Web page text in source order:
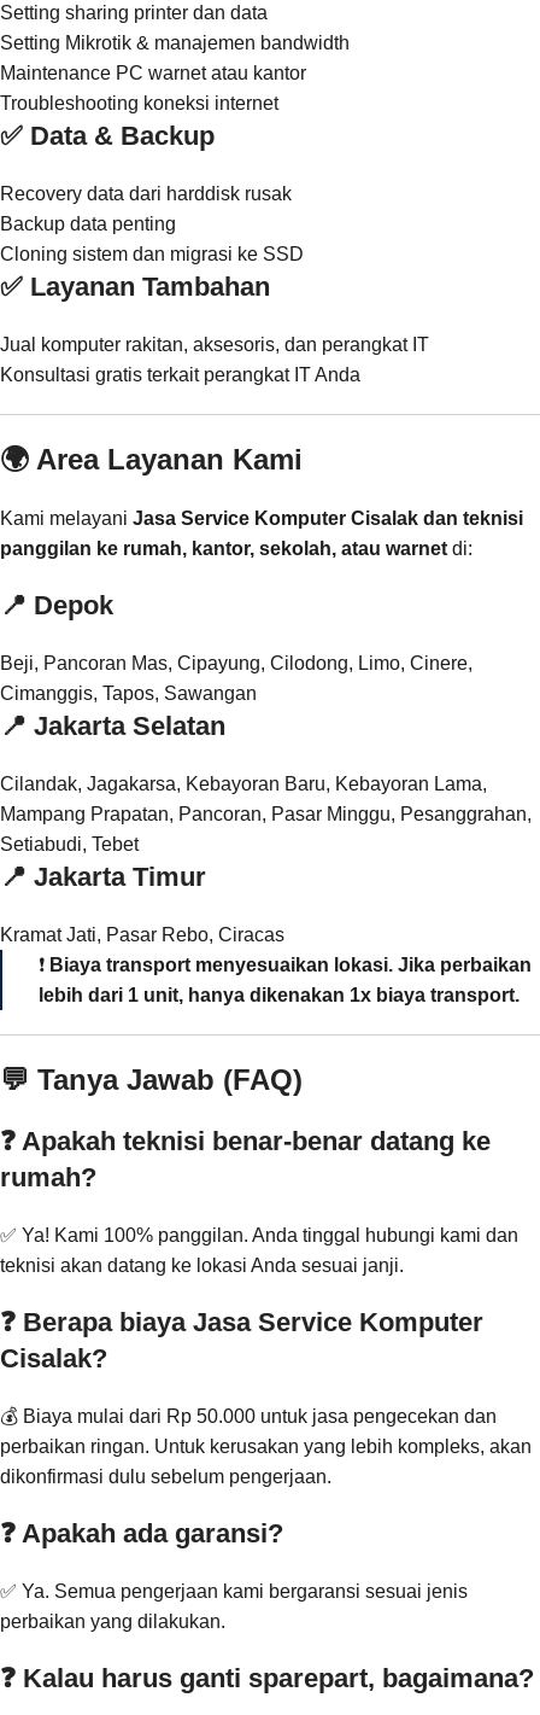
Setting sharing printer dan data
Setting Mikrotik & manajemen bandwidth
Maintenance PC warnet atau kantor
Troubleshooting koneksi internet
✅ Data & Backup
Recovery data dari harddisk rusak
Backup data penting
Cloning sistem dan migrasi ke SSD
✅ Layanan Tambahan
Jual komputer rakitan, aksesoris, dan perangkat IT
Konsultasi gratis terkait perangkat IT Anda
🌍 Area Layanan Kami
Kami melayani Jasa Service Komputer Cisalak dan teknisi
panggilan ke rumah, kantor, sekolah, atau warnet di:
📍 Depok
Beji, Pancoran Mas, Cipayung, Cilodong, Limo, Cinere,
Cimanggis, Tapos, Sawangan
📍 Jakarta Selatan
Cilandak, Jagakarsa, Kebayoran Baru, Kebayoran Lama,
Mampang Prapatan, Pancoran, Pasar Minggu, Pesanggrahan,
Setiabudi, Tebet
📍 Jakarta Timur
Kramat Jati, Pasar Rebo, Ciracas
❗ Biaya transport menyesuaikan lokasi. Jika perbaikan
lebih dari 1 unit, hanya dikenakan 1x biaya transport.
💬 Tanya Jawab (FAQ)
❓ Apakah teknisi benar-benar datang ke
rumah?
✅ Ya! Kami 100% panggilan. Anda tinggal hubungi kami dan
teknisi akan datang ke lokasi Anda sesuai janji.
❓ Berapa biaya Jasa Service Komputer
Cisalak?
💰 Biaya mulai dari Rp 50.000 untuk jasa pengecekan dan
perbaikan ringan. Untuk kerusakan yang lebih kompleks, akan
dikonfirmasi dulu sebelum pengerjaan.
❓ Apakah ada garansi?
✅ Ya. Semua pengerjaan kami bergaransi sesuai jenis
perbaikan yang dilakukan.
❓ Kalau harus ganti sparepart, bagaimana?